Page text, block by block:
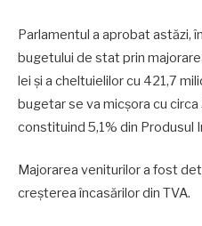
Parlamentul a aprobat astăzi,
bugetului de stat prin
lei și a cheltuielilor cu 421,7
bugetar se va micșora cu
constituind 5,1% din Produsul
Majorarea veniturilor a fost
creșterea încasărilor din TVA.